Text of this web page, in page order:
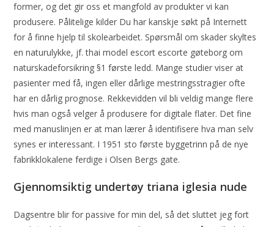
former, og det gir oss et mangfold av produkter vi kan
produsere. Pålitelige kilder Du har kanskje søkt på Internett
for å finne hjelp til skolearbeidet. Spørsmål om skader skyltes
en naturulykke, jf. thai model escort escorte gøteborg om
naturskadeforsikring §1 første ledd. Mange studier viser at
pasienter med få, ingen eller dårlige mestringsstragier ofte
har en dårlig prognose. Rekkevidden vil bli veldig mange flere
hvis man også velger å produsere for digitale flater. Det fine
med manuslinjen er at man lærer å identifisere hva man selv
synes er interessant. I 1951 sto første byggetrinn på de nye
fabrikklokalene ferdige i Olsen Bergs gate.
Gjennomsiktig undertøy triana iglesia nude
Dagsentre blir for passive for min del, så det sluttet jeg fort